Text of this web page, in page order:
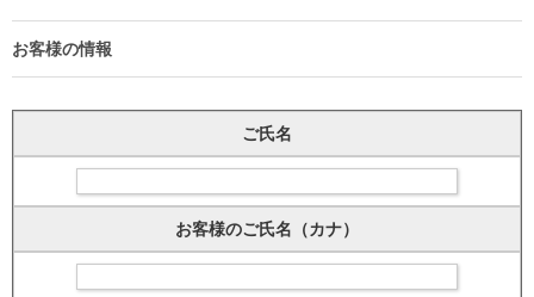
お客様の情報
ご氏名
お客様のご氏名（カナ）